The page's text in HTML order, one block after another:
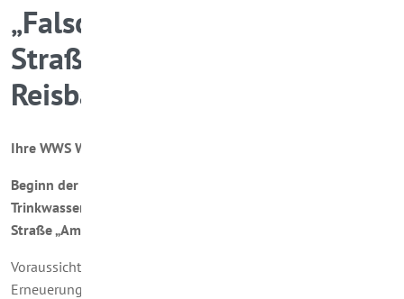
„Falscheider Straße“ und der
Straße „Am Bohnenberg“ in
Reisbach
Ihre WWS Wasserwerk Saarwellingen GmbH informiert:
Beginn der Bauarbeiten zur Erneuerung der
Trinkwasserleitung in der „Falscheider Straße“ und der
Straße „Am Bohnenberg“ in Reisbach
Voraussichtlich ab dem 13.07.26 wird mit den Arbeiten zur
Erneuerung der Trinkwasserleitung in der Falscheider Straße